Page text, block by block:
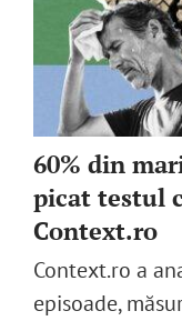
60% din
picat testul
Context.ro
Context.ro a
episoade,